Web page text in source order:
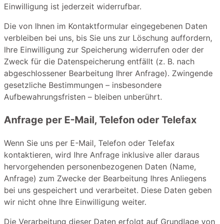
Einwilligung ist jederzeit widerrufbar.
Die von Ihnen im Kontaktformular eingegebenen Daten
verbleiben bei uns, bis Sie uns zur Löschung auffordern,
Ihre Einwilligung zur Speicherung widerrufen oder der
Zweck für die Datenspeicherung entfällt (z. B. nach
abgeschlossener Bearbeitung Ihrer Anfrage). Zwingende
gesetzliche Bestimmungen – insbesondere
Aufbewahrungsfristen – bleiben unberührt.
Anfrage per E-Mail, Telefon oder Telefax
Wenn Sie uns per E-Mail, Telefon oder Telefax
kontaktieren, wird Ihre Anfrage inklusive aller daraus
hervorgehenden personenbezogenen Daten (Name,
Anfrage) zum Zwecke der Bearbeitung Ihres Anliegens
bei uns gespeichert und verarbeitet. Diese Daten geben
wir nicht ohne Ihre Einwilligung weiter.
Die Verarbeitung dieser Daten erfolgt auf Grundlage von